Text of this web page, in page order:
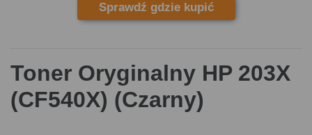
Sprawdź gdzie kupić
Toner Oryginalny HP 203X
(CF540X) (Czarny)